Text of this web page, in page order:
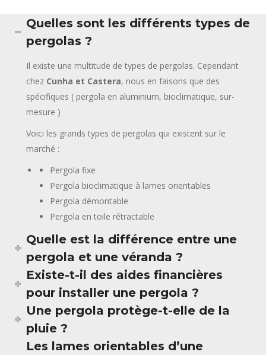
Quelles sont les différents types de
pergolas ?
Il existe une multitude de types de pergolas. Cependant
chez Cunha et Castera, nous en faisons que des
spécifiques ( pergola en aluminium, bioclimatique, sur-
mesure )
Voici les grands types de pergolas qui existent sur le
marché :
Pergola fixe
Pergola bioclimatique à lames orientables
Pergola démontable
Pergola en toile rétractable
Quelle est la différence entre une
pergola et une véranda ?
Existe-t-il des aides financières
pour installer une pergola ?
Une pergola protège-t-elle de la
pluie ?
Les lames orientables d’une